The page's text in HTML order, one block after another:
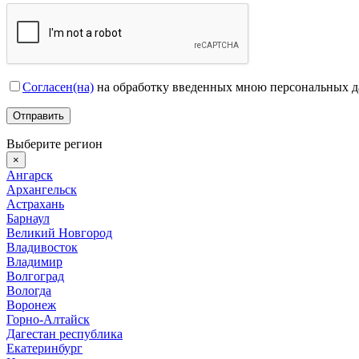
Согласен(на) на обработку введенных мною персональных
Выберите регион
×
Ангарск
Архангельск
Астрахань
Барнаул
Великий Новгород
Владивосток
Владимир
Волгоград
Вологда
Воронеж
Горно-Алтайск
Дагестан республика
Екатеринбург